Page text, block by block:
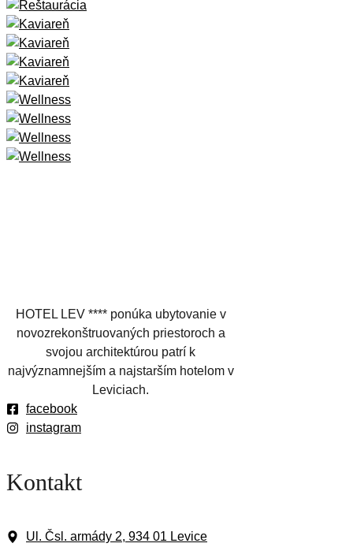
HOTEL LEV **** ponúka ubytovanie v
novozrekonštruovaných priestoroch a
svojou architektúrou patrí k
najvýznamnejším a najstarším hotelom v
Leviciach.
facebook
instagram
Kontakt
Ul. Čsl. armády 2, 934 01 Levice